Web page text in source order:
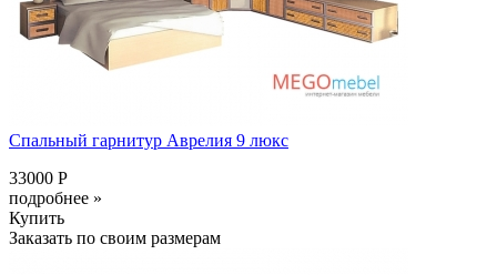
Спальный гарнитур Аврелия 9 люкс
33000 Р
подробнее »
Купить
Заказать по своим размерам